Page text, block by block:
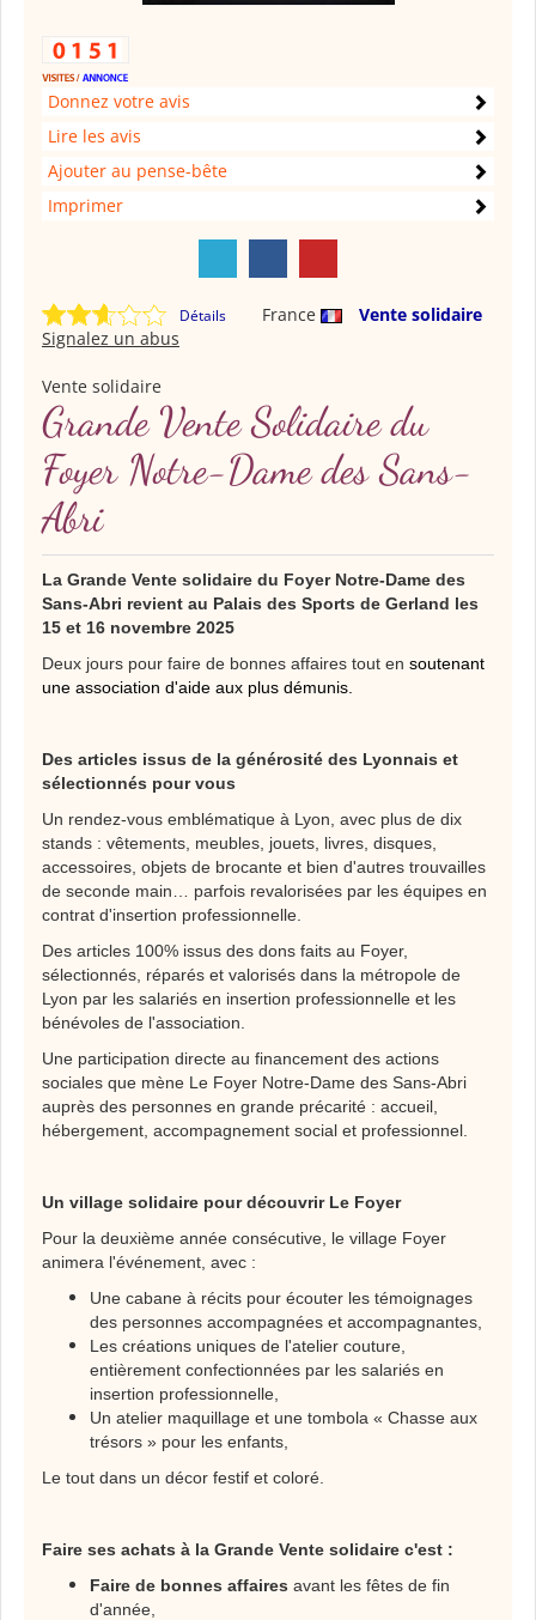
Donnez votre avis
Lire les avis
Ajouter au pense-bête
Imprimer
Détails France
Vente solidaire
Signalez un abus
Vente solidaire
Grande Vente Solidaire du
Foyer Notre-Dame des Sans-
Abri
La Grande Vente solidaire du Foyer Notre-Dame des
Sans-Abri revient au Palais des Sports de Gerland les
15 et 16 novembre 2025
Deux jours pour faire de bonnes affaires tout en soutenant
une association d'aide aux plus démunis.
Des articles issus de la générosité des Lyonnais et
sélectionnés pour vous
Un rendez-vous emblématique à Lyon, avec plus de dix
stands : vêtements, meubles, jouets, livres, disques,
accessoires, objets de brocante et bien d'autres trouvailles
de seconde main… parfois revalorisées par les équipes en
contrat d'insertion professionnelle.
Des articles 100% issus des dons faits au Foyer,
sélectionnés, réparés et valorisés dans la métropole de
Lyon par les salariés en insertion professionnelle et les
bénévoles de l'association.
Une participation directe au financement des actions
sociales que mène Le Foyer Notre-Dame des Sans-Abri
auprès des personnes en grande précarité : accueil,
hébergement, accompagnement social et professionnel.
Un village solidaire pour découvrir Le Foyer
Pour la deuxième année consécutive, le village Foyer
animera l'événement, avec :
Une cabane à récits pour écouter les témoignages
des personnes accompagnées et accompagnantes,
Les créations uniques de l'atelier couture,
entièrement confectionnées par les salariés en
insertion professionnelle,
Un atelier maquillage et une tombola « Chasse aux
trésors » pour les enfants,
Le tout dans un décor festif et coloré.
Faire ses achats à la Grande Vente solidaire c'est :
Faire de bonnes affaires avant les fêtes de fin
d'année,